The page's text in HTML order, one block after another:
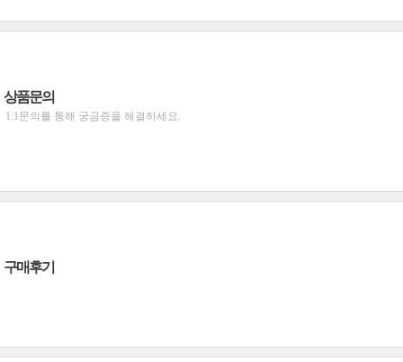
상품문의
1:1문의를 통해 궁금증을 해결하세요.
구매후기